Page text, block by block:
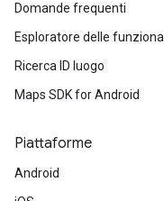
Domande frequenti
Esploratore delle
Ricerca ID luogo
Maps SDK for Android
Piattaforme
Android